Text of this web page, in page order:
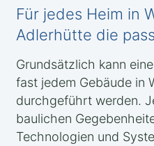
Für jedes Heim in
Adlerhütte die
Grundsätzlich kann
fast jedem Gebäude in
durchgeführt werden.
baulichen
Technologien und